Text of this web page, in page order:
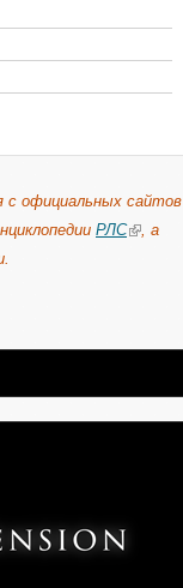
с официальных сайтов
РЛС
, а